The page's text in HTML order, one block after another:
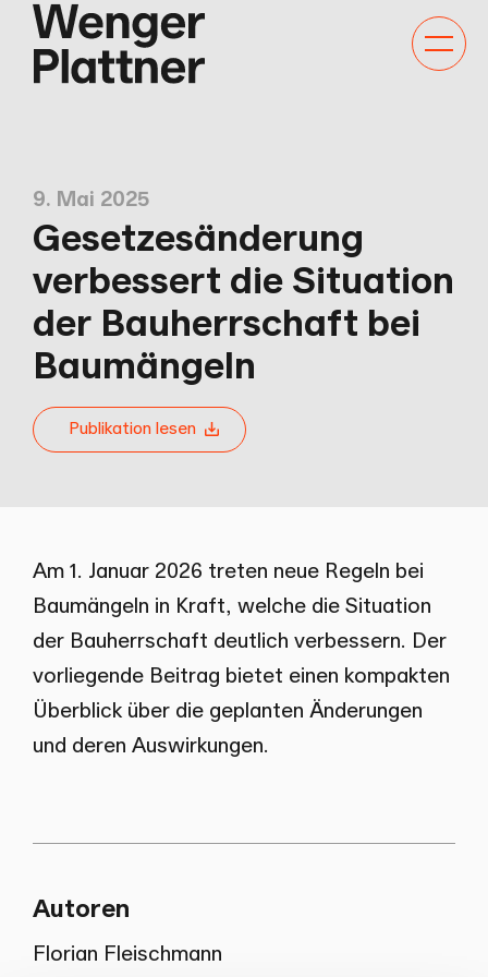
9. Mai 2025
Gesetzesänderung
verbessert die Situation
der Bauherrschaft bei
Baumängeln
Publikation lesen
Am 1. Januar 2026 treten neue Regeln bei
Baumängeln in Kraft, welche die Situation
der Bauherrschaft deutlich verbessern. Der
vorliegende Beitrag bietet einen kompakten
Überblick über die geplanten Änderungen
und deren Auswirkungen.
Autoren
Florian Fleischmann